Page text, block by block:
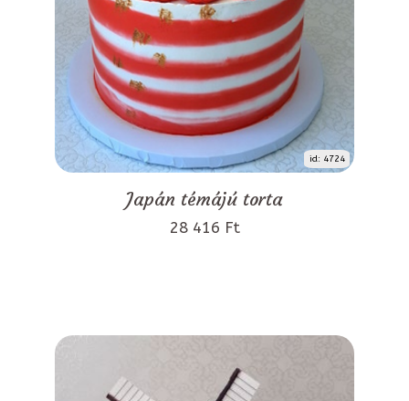
id: 4724
Japán témájú torta
28 416 Ft